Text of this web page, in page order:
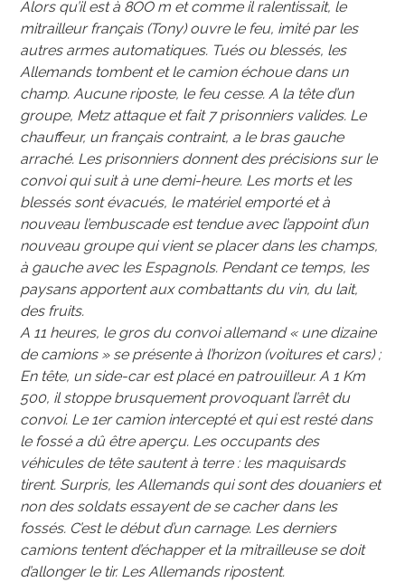
Alors qu’il est à 8OO m et comme il ralentissait, le
mitrailleur français (Tony) ouvre le feu, imité par les
autres armes automatiques. Tués ou blessés, les
Allemands tombent et le camion échoue dans un
champ. Aucune riposte, le feu cesse. A la tête d’un
groupe, Metz attaque et fait 7 prisonniers valides. Le
chauffeur, un français contraint, a le bras gauche
arraché. Les prisonniers donnent des précisions sur le
convoi qui suit à une demi-heure. Les morts et les
blessés sont évacués, le matériel emporté et à
nouveau l’embuscade est tendue avec l’appoint d’un
nouveau groupe qui vient se placer dans les champs,
à gauche avec les Espagnols. Pendant ce temps, les
paysans apportent aux combattants du vin, du lait,
des fruits.
A 11 heures, le gros du convoi allemand « une dizaine
de camions » se présente à l’horizon (voitures et cars) ;
En tête, un side-car est placé en patrouilleur. A 1 Km
500, il stoppe brusquement provoquant l’arrêt du
convoi. Le 1er camion intercepté et qui est resté dans
le fossé a dû être aperçu. Les occupants des
véhicules de tête sautent à terre : les maquisards
tirent. Surpris, les Allemands qui sont des douaniers et
non des soldats essayent de se cacher dans les
fossés. C’est le début d’un carnage. Les derniers
camions tentent d’échapper et la mitrailleuse se doit
d’allonger le tir. Les Allemands ripostent.